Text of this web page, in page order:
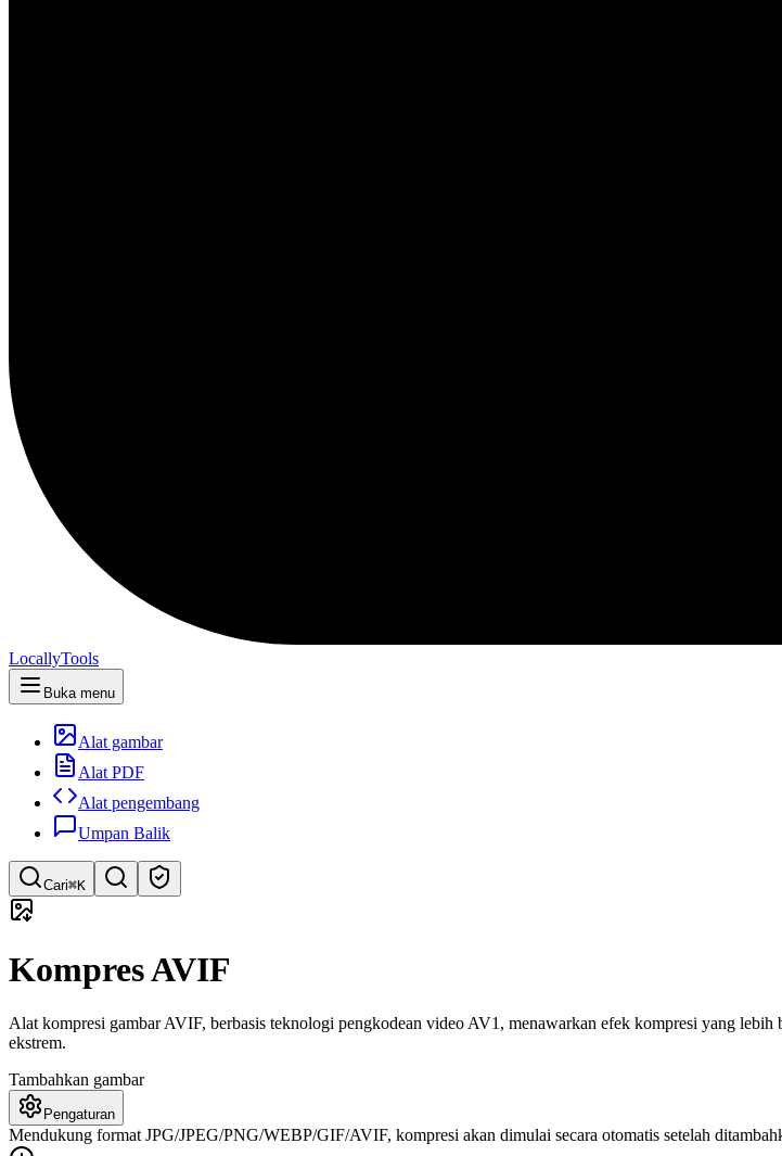
LocallyTools
Buka menu
Alat gambar
Alat PDF
Alat pengembang
Umpan Balik
Cari⌘K
Cari alat
Pencarian cepat untuk alat
Kompres AVIF
Alat kompresi gambar AVIF, berbasis teknologi pengkodean video AV1, menawarkan efek kompresi yang
ekstrem.
Tambahkan gambar
Pengaturan
Mendukung format JPG/JPEG/PNG/WEBP/GIF/AVIF, kompresi akan dimulai secara otomatis setelah